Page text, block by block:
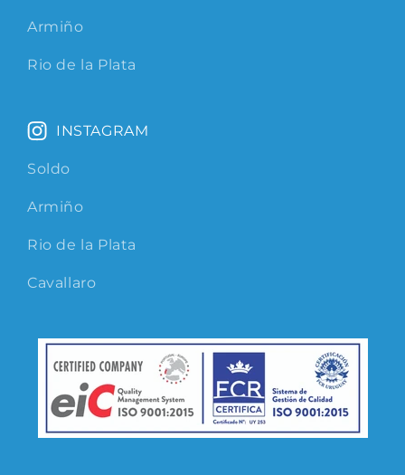
Armiño
Rio de la Plata
INSTAGRAM
Soldo
Armiño
Rio de la Plata
Cavallaro